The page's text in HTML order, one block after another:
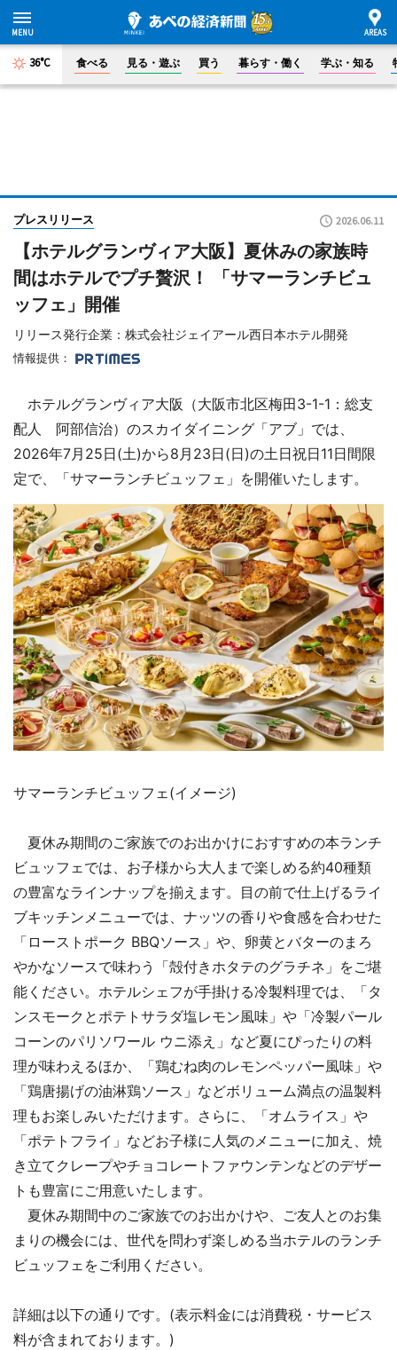
36°C 食べる 見る・遊ぶ 買う 暮らす・働く 学ぶ・知る
プレスリリース 2026.06.11
【ホテルグランヴィア大阪】夏休みの家族時
間はホテルでプチ贅沢！ 「サマーランチビュ
ッフェ」開催
リリース発行企業：株式会社ジェイアール西日本ホテル開発
情報提供：
ホテルグランヴィア大阪（大阪市北区梅田3-1-1：総支
配人 阿部信治）のスカイダイニング「アブ」では、
2026年7月25日(土)から8月23日(日)の土日祝日11日間限
定で、「サマーランチビュッフェ」を開催いたします。
サマーランチビュッフェ(イメージ)
夏休み期間のご家族でのお出かけにおすすめの本ランチ
ビュッフェでは、お子様から大人まで楽しめる約40種類
の豊富なラインナップを揃えます。目の前で仕上げるライ
ブキッチンメニューでは、ナッツの香りや食感を合わせた
「ローストポーク BBQソース」や、卵黄とバターのまろ
やかなソースで味わう「殻付きホタテのグラチネ」をご堪
能ください。ホテルシェフが手掛ける冷製料理では、「タ
ンスモークとポテトサラダ塩レモン風味」や「冷製パール
コーンのパリソワール ウニ添え」など夏にぴったりの料
理が味わえるほか、「鶏むね肉のレモンペッパー風味」や
「鶏唐揚げの油淋鶏ソース」などボリューム満点の温製料
理もお楽しみいただけます。さらに、「オムライス」や
「ポテトフライ」などお子様に人気のメニューに加え、焼
き立てクレープやチョコレートファウンテンなどのデザー
トも豊富にご用意いたします。
夏休み期間中のご家族でのお出かけや、ご友人とのお集
まりの機会には、世代を問わず楽しめる当ホテルのランチ
ビュッフェをご利用ください。
詳細は以下の通りです。(表示料金には消費税・サービス
料が含まれております。)